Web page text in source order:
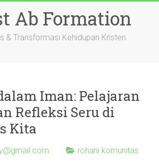
Ab Formation
& Transformasi Kehidupan Kristen
Iman: Pelajaran
Refleksi Seru di
Kita
rohani komunitas